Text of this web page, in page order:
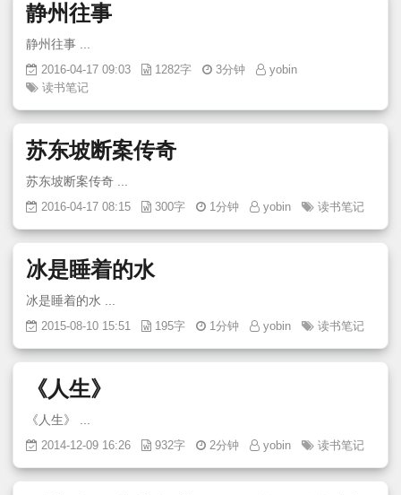
静州往事
2016-04-17 09:03 1282字 3分钟
yobin
读书笔记
苏东坡断案传奇
2016-04-17 08:15 300字 1分钟 yobin 读书笔记
冰是睡着的水
2015-08-10 15:51 195字 1分钟 yobin 读书笔记
《人生》
2014-12-09 16:26 932字 2分钟 yobin 读书笔记